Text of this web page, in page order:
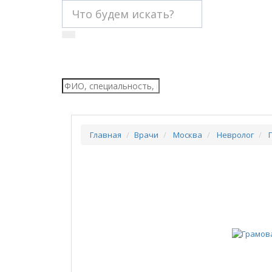
Главная Врачи Москва Невролог